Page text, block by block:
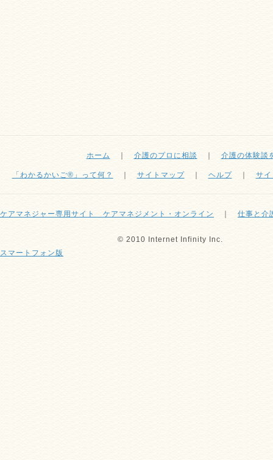
ホーム 介護のプロに相談 介護の体験談
「わかるかいご®」って何？ サイトマップ｜ ヘルプ｜ サ
ケアマネジャー専用サイト ケアマネジメント・オンライン 仕事と介
© 2010 Internet Infinity Inc.
スマートフォン版